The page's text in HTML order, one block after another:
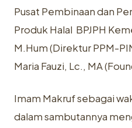
Pusat Pembinaan dan
Produk Halal BPJPH
M.Hum (Direktur PPM-
Maria Fauzi, Lc., MA
Imam Makruf sebagai
dalam sambutannya